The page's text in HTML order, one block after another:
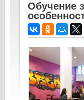
Обучение